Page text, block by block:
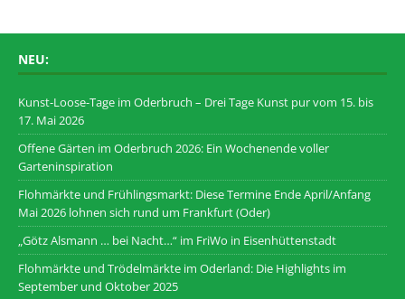
NEU:
Kunst-Loose-Tage im Oderbruch – Drei Tage Kunst pur vom 15. bis
17. Mai 2026
Offene Gärten im Oderbruch 2026: Ein Wochenende voller
Garteninspiration
Flohmärkte und Frühlingsmarkt: Diese Termine Ende April/Anfang
Mai 2026 lohnen sich rund um Frankfurt (Oder)
„Götz Alsmann … bei Nacht…“ im FriWo in Eisenhüttenstadt
Flohmärkte und Trödelmärkte im Oderland: Die Highlights im
September und Oktober 2025